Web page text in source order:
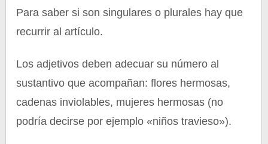
Para saber si son singulares o plurales hay que
recurrir al artículo.
Los adjetivos deben adecuar su número al
sustantivo que acompañan: flores hermosas,
cadenas inviolables, mujeres hermosas (no
podría decirse por ejemplo «niños travieso»).